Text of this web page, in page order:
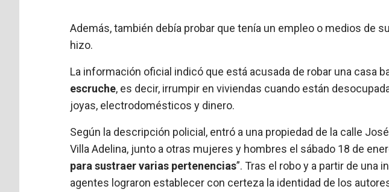
Además, también debía probar que tenía un empleo o medios de
hizo.
La información oficial indicó que está acusada de robar una casa
escruche, es decir, irrumpir en viviendas cuando están
joyas, electrodomésticos y dinero.
Según la descripción policial, entró a una propiedad de la calle
Villa Adelina, junto a otras mujeres y hombres el sábado 18 de
para sustraer varias pertenencias”. Tras el robo y a partir de una
agentes lograron establecer con certeza la identidad de los